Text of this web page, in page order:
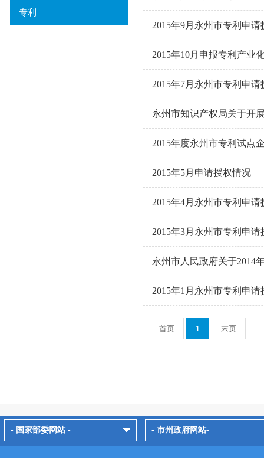
专利
2015年9月永州市专利申请
2015年10月申报专利产业
2015年7月永州市专利申请
永州市知识产权局关于开
2015年度永州市专利试点
2015年5月申请授权情况
2015年4月永州市专利申请
2015年3月永州市专利申请
永州市人民政府关于2014
2015年1月永州市专利申请
首页 1 末页
- 国家部委网站 - - 市州政府网站-